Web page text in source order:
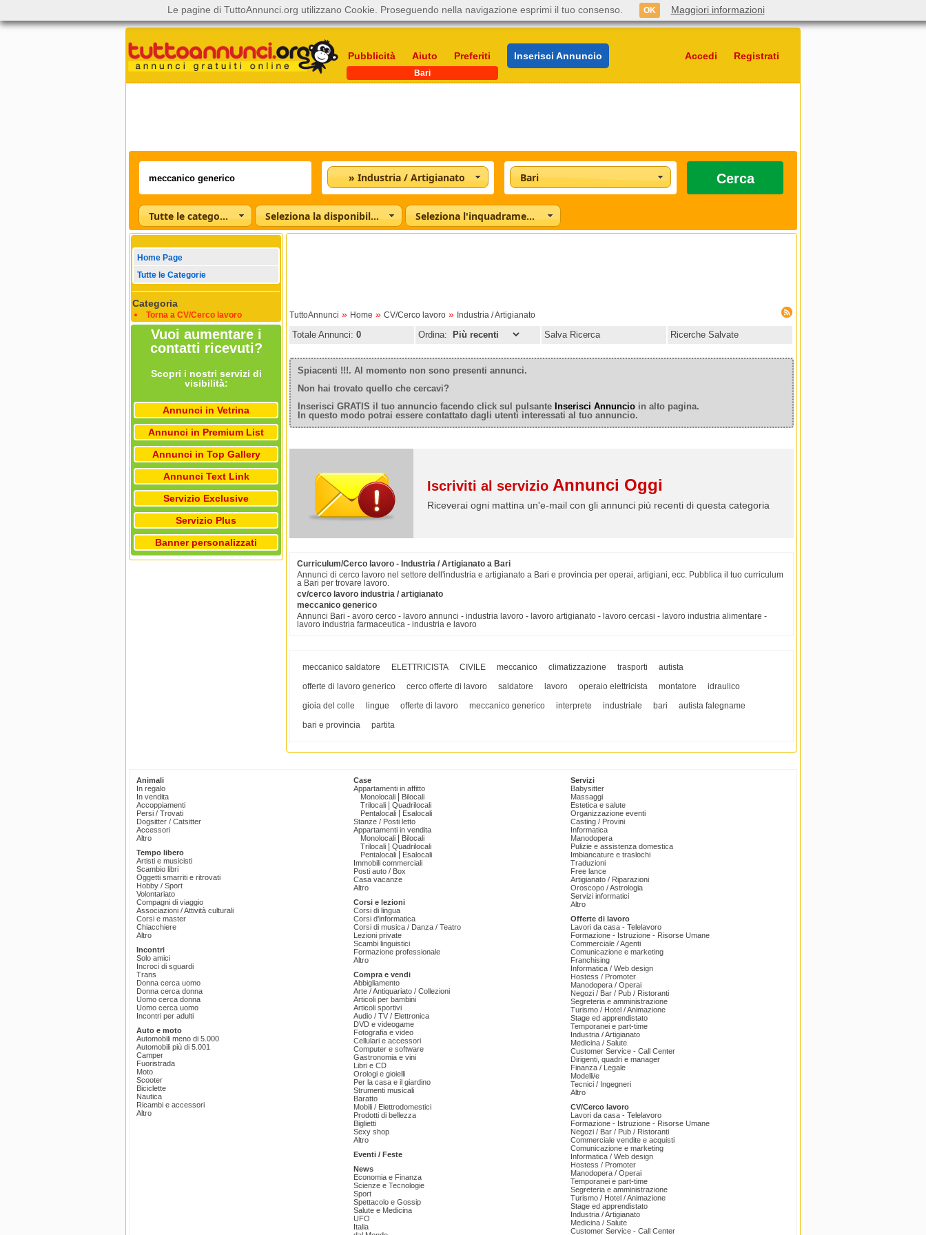
Pubblicità Aiuto Preferiti Inserisci Annuncio Accedi Registrati
Bari
» Industria / Artigianato Bari Cerca
Tutte le categorie Seleziona la disponibilità Seleziona l'inquadramento
Home Page
Tutte le Categorie
Categoria
Torna a CV/Cerco lavoro
Vuoi aumentare i
contatti ricevuti?
Scopri i nostri servizi di
visibilità:
Annunci in Vetrina
Annunci in Premium List
Annunci in Top Gallery
Annunci Text Link
Servizio Exclusive
Servizio Plus
Banner personalizzati
TuttoAnnunci » Home » CV/Cerco lavoro » Industria / Artigianato
Totale Annunci: 0 Ordina: Salva Ricerca Ricerche Salvate
Spiacenti !!!. Al momento non sono presenti annunci.
Non hai trovato quello che cercavi?
Inserisci GRATIS il tuo annuncio facendo click sul pulsante Inserisci Annuncio in alto pagina.
In questo modo potrai essere contattato dagli utenti interessati al tuo annuncio.
Iscriviti al servizio Annunci Oggi
Riceverai ogni mattina un'e-mail con gli annunci più recenti di questa categoria
Curriculum/Cerco lavoro - Industria / Artigianato a Bari
Annunci di cerco lavoro nel settore dell'industria e artigianato a Bari e provincia per operai, artigiani, ecc. Pubblica il tuo curriculum
a Bari per trovare lavoro.
cv/cerco lavoro industria / artigianato
meccanico generico
Annunci Bari - avoro cerco - lavoro annunci - industria lavoro - lavoro artigianato - lavoro cercasi - lavoro industria alimentare -
lavoro industria farmaceutica - industria e lavoro
meccanico saldatore ELETTRICISTA CIVILE meccanico climatizzazione trasporti
autista
offerte di lavoro generico
cerco offerte di lavoro saldatore lavoro operaio elettricista montatore
idraulico
gioia del colle
lingue offerte di lavoro meccanico generico interprete industriale bari
autista falegname
bari e provincia
partita
Animali
In regalo
In vendita
Accoppiamenti
Persi / Trovati
Dogsitter / Catsitter
Accessori
Altro
Tempo libero
Artisti e musicisti
Scambio libri
Oggetti smarriti e ritrovati
Hobby / Sport
Volontariato
Compagni di viaggio
Associazioni / Attività culturali
Corsi e master
Chiacchiere
Altro
Incontri
Solo amici
Incroci di sguardi
Trans
Donna cerca uomo
Donna cerca donna
Uomo cerca donna
Uomo cerca uomo
Incontri per adulti
Auto e moto
Automobili meno di 5.000
Automobili più di 5.001
Camper
Fuoristrada
Moto
Scooter
Biciclette
Nautica
Ricambi e accessori
Altro
Case
Appartamenti in affitto
Monolocali
Bilocali
Trilocali
Quadrilocali
Pentalocali
Esalocali
Stanze / Posti letto
Appartamenti in vendita
Monolocali
Bilocali
Trilocali
Quadrilocali
Pentalocali
Esalocali
Immobili commerciali
Posti auto / Box
Casa vacanze
Altro
Corsi e lezioni
Corsi di lingua
Corsi d'informatica
Corsi di musica / Danza / Teatro
Lezioni private
Scambi linguistici
Formazione professionale
Altro
Compra e vendi
Abbigliamento
Arte / Antiquariato / Collezioni
Articoli per bambini
Articoli sportivi
Audio / TV / Elettronica
DVD e videogame
Fotografia e video
Cellulari e accessori
Computer e software
Gastronomia e vini
Libri e CD
Orologi e gioielli
Per la casa e il giardino
Strumenti musicali
Baratto
Mobili / Elettrodomestici
Prodotti di bellezza
Biglietti
Sexy shop
Altro
Eventi / Feste
News
Economia e Finanza
Scienze e Tecnologie
Sport
Spettacolo e Gossip
Salute e Medicina
UFO
Italia
Servizi
Babysitter
Massaggi
Estetica e salute
Organizzazione eventi
Casting / Provini
Informatica
Manodopera
Pulizie e assistenza domestica
Imbiancature e traslochi
Traduzioni
Free lance
Artigianato / Riparazioni
Oroscopo / Astrologia
Servizi informatici
Altro
Offerte di lavoro
Lavori da casa - Telelavoro
Formazione - Istruzione - Risorse Umane
Commerciale / Agenti
Comunicazione e marketing
Franchising
Informatica / Web design
Hostess / Promoter
Manodopera / Operai
Negozi / Bar / Pub / Ristoranti
Segreteria e amministrazione
Turismo / Hotel / Animazione
Stage ed apprendistato
Temporanei e part-time
Industria / Artigianato
Medicina / Salute
Customer Service - Call Center
Dirigenti, quadri e manager
Finanza / Legale
Modelli/e
Tecnici / Ingegneri
Altro
CV/Cerco lavoro
Lavori da casa - Telelavoro
Formazione - Istruzione - Risorse Umane
Negozi / Bar / Pub / Ristoranti
Commerciale vendite e acquisti
Comunicazione e marketing
Informatica / Web design
Hostess / Promoter
Manodopera / Operai
Temporanei e part-time
Segreteria e amministrazione
Turismo / Hotel / Animazione
Stage ed apprendistato
Industria / Artigianato
Medicina / Salute
Customer Service - Call Center
Le pagine di TuttoAnnunci.org utilizzano Cookie. Proseguendo nella navigazione esprimi il tuo consenso. OK Maggiori informazioni